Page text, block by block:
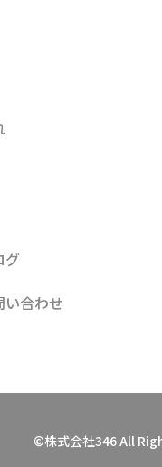
グ
い合わせ
©株式会社346 All